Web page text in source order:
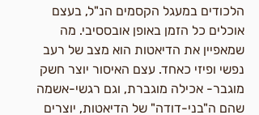
הלכודים במעגל הקסמים הנ"ל, בעצם
אוכלים כל הזמן באופן אובססיבי. מה
שמאפיין את הדיאטות הוא מצב של רעב
נפשי ופיזי כאחד. עצם האיסור יוצר חשק
מוגבר- אכילה מוגברת, וגם רגשי-אשמה
שהם ה"בני-דודה" של הדיאטות, יוצרים